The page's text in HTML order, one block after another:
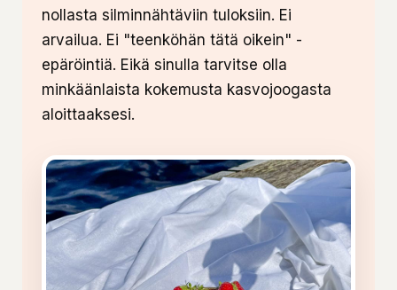
nollasta silminnähtäviin tuloksiin. Ei
arvailua. Ei "teenköhän tätä oikein" -
epäröintiä. Eikä sinulla tarvitse olla
minkäänlaista kokemusta kasvojoogasta
aloittaaksesi.